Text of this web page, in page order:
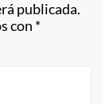
publicada.
con *